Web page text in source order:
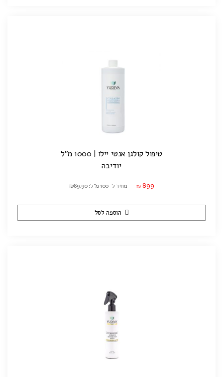
טיפול קולגן אנטי יילו | 1000 מ"ל
יודיבה
₪ 899 מחיר ל-100 מ"ל: ₪89.90
הוספה לסל